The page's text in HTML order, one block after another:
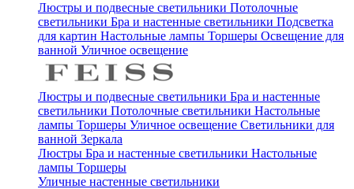
Люстры и подвесные светильники Потолочные
светильники Бра и настенные светильники Подсветка
для картин Настольные лампы Торшеры Освещение для
ванной Уличное освещение
Люстры и подвесные светильники Бра и настенные
светильники Потолочные светильники Настольные
лампы Торшеры Уличное освещение Светильники для
ванной Зеркала
Люстры Бра и настенные светильники Настольные
лампы Торшеры
Уличные настенные светильники